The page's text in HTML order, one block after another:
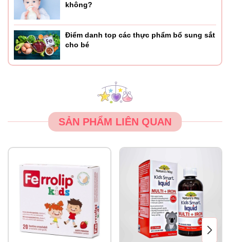
không?
Điểm danh top các thực phẩm bổ sung sắt
cho bé
SẢN PHẨM LIÊN QUAN